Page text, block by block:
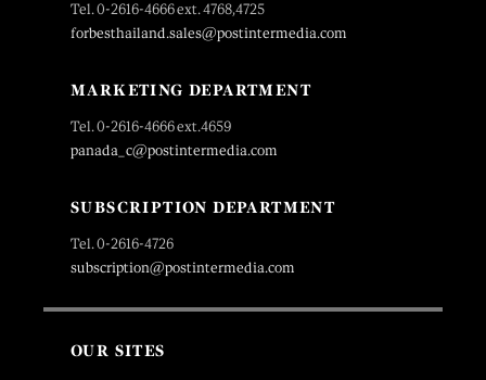
Tel. 0-2616-4666 ext. 4768,4725
forbesthailand.sales@postintermedia.com
MARKETING DEPARTMENT
Tel. 0-2616-4666 ext.4659
panada_c@postintermedia.com
SUBSCRIPTION DEPARTMENT
Tel. 0-2616-4726
subscription@postintermedia.com
OUR SITES